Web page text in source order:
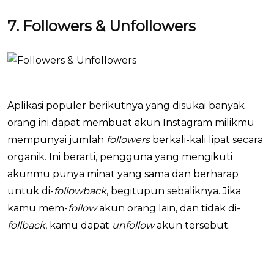
7. Followers & Unfollowers
Aplikasi populer berikutnya yang disukai banyak
orang ini dapat membuat akun Instagram milikmu
mempunyai jumlah followers berkali-kali lipat secara
organik. Ini berarti, pengguna yang mengikuti
akunmu punya minat yang sama dan berharap
untuk di-followback, begitupun sebaliknya. Jika
kamu mem-followakun orang lain, dan tidak di-
follback, kamu dapat unfollowakun tersebut.